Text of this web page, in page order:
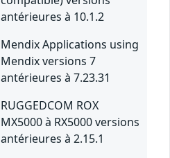
antérieures à 10.1.2
Mendix Applications using
Mendix versions 7
antérieures à 7.23.31
RUGGEDCOM ROX
MX5000 à RX5000 versions
antérieures à 2.15.1